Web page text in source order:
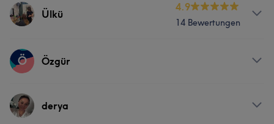
Ülkü
4.9
14 Bewertungen
Services
Portfolio
Ö Özgür
Servicesderya